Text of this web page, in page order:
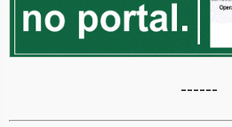
------